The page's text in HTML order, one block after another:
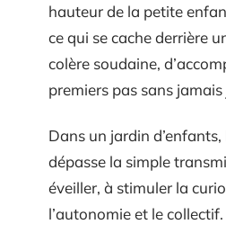
hauteur de la petite
ce qui se cache derrière
colère soudaine,
premiers pas sans jamais
Dans un jardin d’enfants,
dépasse la simple
éveiller, à stimuler la
l’autonomie et le